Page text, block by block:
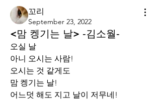
꼬리
September 23, 2022
<맘 켕기는 날> ‐김소월‐
오실 날
아니 오시는 사람!
오시는 것 같게도
맘 켕기는 날!
어느덧 해도 지고 날이 저무네!